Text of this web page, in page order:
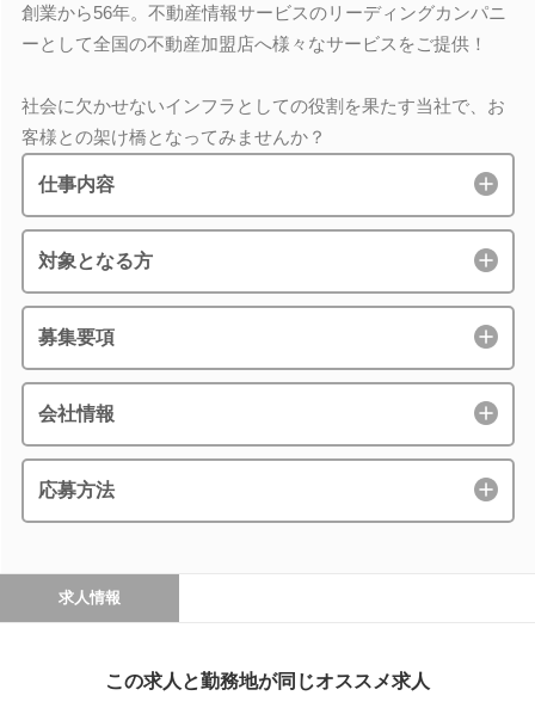
創業から56年。不動産情報サービスのリーディングカンパニ
ーとして全国の不動産加盟店へ様々なサービスをご提供！
社会に欠かせないインフラとしての役割を果たす当社で、お
客様との架け橋となってみませんか？
仕事内容
対象となる方
募集要項
会社情報
応募方法
求人情報
この求人と勤務地が同じオススメ求人